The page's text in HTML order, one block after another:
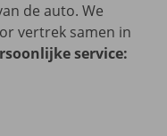
de auto. We
vertrek samen in
service: